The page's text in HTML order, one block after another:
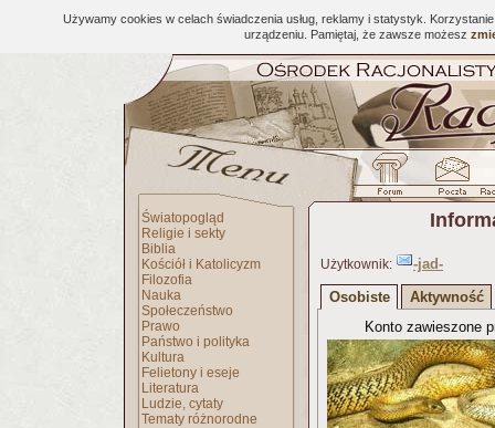
Używamy cookies w celach świadczenia usług, reklamy i statystyk.
urządzeniu. Pamiętaj, że zawsze możesz
Światopogląd
Religie i sekty
Biblia
Kościół i Katolicyzm
Filozofia
Nauka
Społeczeństwo
Prawo
Państwo i polityka
Kultura
Felietony i eseje
Literatura
Ludzie, cytaty
Tematy różnorodne
Użytkownik:
-jad-
Osobiste
Aktywność
Konto zawieszone